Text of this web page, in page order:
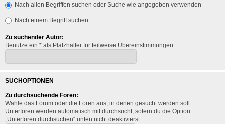
Nach allen Begriffen suchen oder Suche wie angegeben verwenden
Nach einem Begriff suchen
Zu suchender Autor:
Benutze ein * als Platzhalter für teilweise Übereinstimmungen.
SUCHOPTIONEN
Zu durchsuchende Foren:
Wähle das Forum oder die Foren aus, in denen gesucht werden soll.
Unterforen werden automatisch mit durchsucht, sofern du die Option
„Unterforen durchsuchen“ unten nicht deaktivierst.